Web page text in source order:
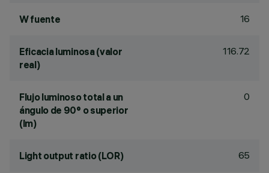
W fuente 16
Eficacia luminosa (valor
real)
116.72
Flujo luminoso total a un
ángulo de 90° o superior
(lm)
0
Light output ratio (LOR) 65